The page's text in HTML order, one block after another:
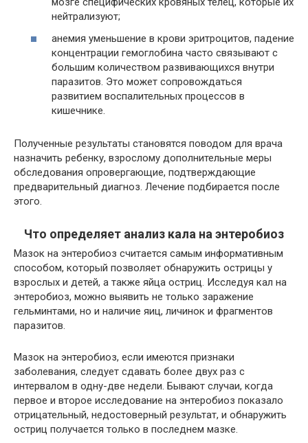
нейтрализуют;
анемия уменьшение в крови эритроцитов, падение
концентрации гемоглобина часто связывают с
большим количеством развивающихся внутри
паразитов. Это может сопровождаться
развитием воспалительных процессов в
кишечнике.
Полученные результаты становятся поводом для врача
назначить ребенку, взрослому дополнительные меры
обследования опровергающие, подтверждающие
предварительный диагноз. Лечение подбирается после
этого.
Что определяет анализ кала на энтеробиоз
Мазок на энтеробиоз считается самым информативным
способом, который позволяет обнаружить острицы у
взрослых и детей, а также яйца остриц. Исследуя кал на
энтеробиоз, можно выявить не только заражение
гельминтами, но и наличие яиц, личинок и фрагментов
паразитов.
Мазок на энтеробиоз, если имеются признаки
заболевания, следует сдавать более двух раз с
интервалом в одну-две недели. Бывают случаи, когда
первое и второе исследование на энтеробиоз показало
отрицательный, недостоверный результат, и обнаружить
остриц получается только в последнем мазке.